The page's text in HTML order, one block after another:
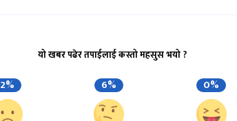
यो खबर पढेर तपाईलाई कस्तो महसुस भयो ?
2% 6% 0%